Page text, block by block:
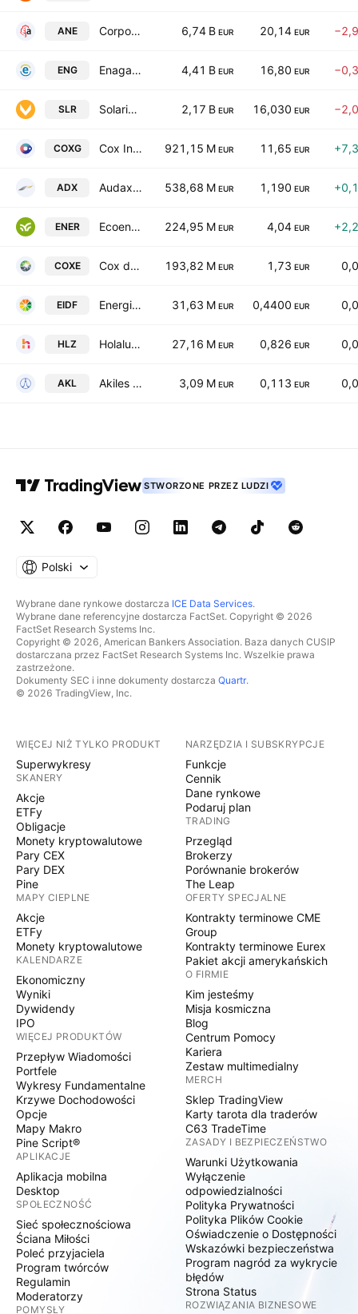
ANE Corporacion Acciona Energias Renovables SA 6,74 B EUR 20,14 EUR
ENG Enagas SA 4,41 B EUR 16,80 EUR
SLR Solaria Energia y Medio Ambiente, S.A. 2,17 B EUR 16,030 EUR
COXG Cox Infrastructure Group S.A. 921,15 M EUR 11,65 EUR
ADX Audax Renovables SA 538,68 M EUR 1,190 EUR
ENER Ecoener SA 224,95 M EUR 4,04 EUR
COXE Cox de Mexico SAB de CV Class A 193,82 M EUR 1,73 EUR
EIDF Energia, Innovacion y Desarrollo Fotovoltaico SA 31,63 M EUR 0,4400 EUR
HLZ Holaluz Clidom SA 27,16 M EUR 0,826 EUR
AKL Akiles corporation SE 3,09 M EUR 0,113 EUR
STWORZONE PRZEZ LUDZI
Polski
Wybrane dane rynkowe dostarcza ICE Data Services.
Wybrane dane referencyjne dostarcza FactSet. Copyright © 2026
FactSet Research Systems Inc.
Copyright © 2026, American Bankers Association. Baza danych CUSIP
dostarczana przez FactSet Research Systems Inc. Wszelkie prawa
zastrzeżone.
Dokumenty SEC i inne dokumenty dostarcza Quartr.
© 2026 TradingView, Inc.
WIĘCEJ NIŻ TYLKO PRODUKT
Superwykresy
SKANERY
Akcje
ETFy
Obligacje
Monety kryptowalutowe
Pary CEX
Pary DEX
Pine
MAPY CIEPLNE
Akcje
ETFy
Monety kryptowalutowe
KALENDARZE
Ekonomiczny
Wyniki
Dywidendy
IPO
WIĘCEJ PRODUKTÓW
Przepływ Wiadomości
Portfele
Wykresy Fundamentalne
Krzywe Dochodowości
Opcje
Mapy Makro
Pine Script®
APLIKACJE
Aplikacja mobilna
Desktop
SPOŁECZNOŚĆ
Sieć społecznościowa
Ściana Miłości
Poleć przyjaciela
Program twórców
Regulamin
Moderatorzy
POMYSŁY
NARZĘDZIA I SUBSKRYPCJE
Funkcje
Cennik
Dane rynkowe
Podaruj plan
TRADING
Przegląd
Brokerzy
Porównanie brokerów
The Leap
OFERTY SPECJALNE
Kontrakty terminowe CME
Group
Kontrakty terminowe Eurex
Pakiet akcji amerykańskich
O FIRMIE
Kim jesteśmy
Misja kosmiczna
Blog
Centrum Pomocy
Kariera
Zestaw multimedialny
MERCH
Sklep TradingView
Karty tarota dla traderów
C63 TradeTime
ZASADY I BEZPIECZEŃSTWO
Warunki Użytkowania
Wyłączenie
odpowiedzialności
Polityka Prywatności
Polityka Plików Cookie
Oświadczenie o Dostępności
Wskazówki bezpieczeństwa
Program nagród za wykrycie
błędów
Strona Status
ROZWIĄZANIA BIZNESOWE